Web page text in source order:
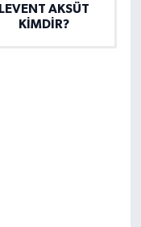
LEVENT AKSÜT
KİMDİR?